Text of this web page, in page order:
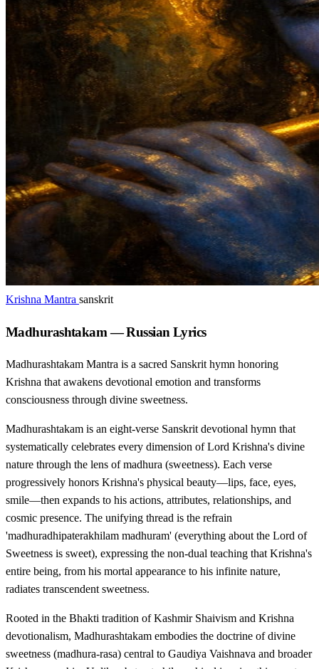
Krishna Mantra sanskrit
Madhurashtakam — Russian Lyrics
Madhurashtakam Mantra is a sacred Sanskrit hymn honoring
Krishna that awakens devotional emotion and transforms
consciousness through divine sweetness.
Madhurashtakam is an eight-verse Sanskrit devotional hymn that
systematically celebrates every dimension of Lord Krishna's divine
nature through the lens of madhura (sweetness). Each verse
progressively honors Krishna's physical beauty—lips, face, eyes,
smile—then expands to his actions, attributes, relationships, and
cosmic presence. The unifying thread is the refrain
'madhuradhipaterakhilam madhuram' (everything about the Lord of
Sweetness is sweet), expressing the non-dual teaching that Krishna's
entire being, from his mortal appearance to his infinite nature,
radiates transcendent sweetness.
Rooted in the Bhakti tradition of Kashmir Shaivism and Krishna
devotionalism, Madhurashtakam embodies the doctrine of divine
sweetness (madhura-rasa) central to Gaudiya Vaishnava and broader